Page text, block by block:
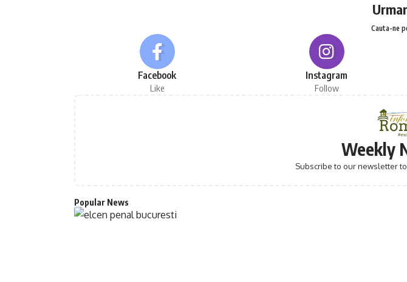
Cauta-ne
Facebook
Like
Instagram
Follow
Weekly
Subscribe to our newsletter
Popular News